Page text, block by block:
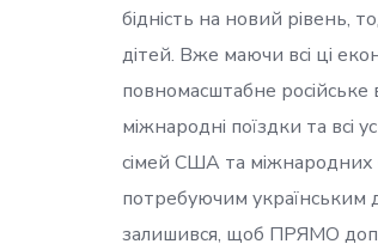
бідність на новий рівень,
дітей. Вже маючи всі ці
повномасштабне російське
міжнародні поїздки та всі
сімей США та міжнародних
потребуючим українським
залишився, щоб ПРЯМО